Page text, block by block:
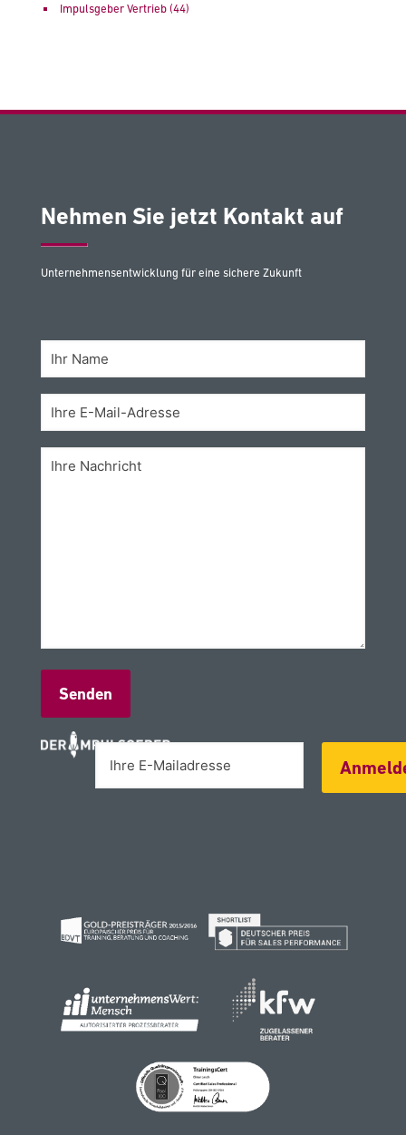
Impulsgeber Vertrieb (44)
Nehmen Sie jetzt Kontakt auf
Unternehmensentwicklung für eine sichere Zukunft
Alternative: